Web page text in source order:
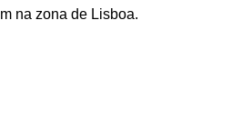
na zona de Lisboa.